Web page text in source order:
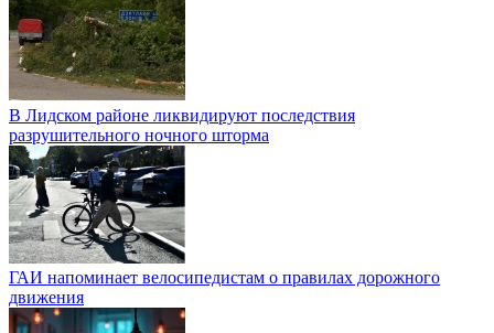
В Лидском районе ликвидируют последствия
разрушительного ночного шторма
ГАИ напоминает велосипедистам о правилах дорожного
движения